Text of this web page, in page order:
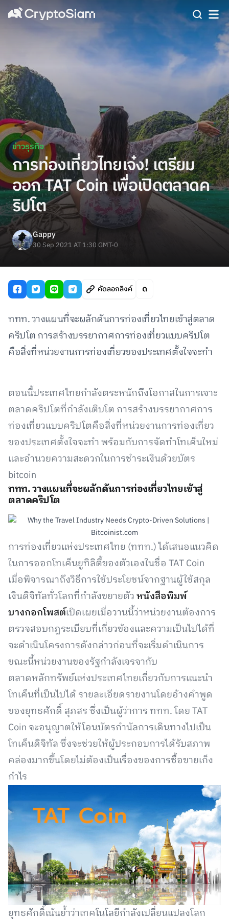
ข่าวธุรกิจ
การท่องเที่ยวไทยเจ๋ง! เตรียม
ออก TAT Coin เพื่อเปิดตลาดค
ริปโต
Gappy
30 Sep 2021 AT 1:30 GMT-0
คัดลอกลิงค์
ททท. วางแผนที่จะผลักดันการท่องเที่ยวไทยเข้าสู่ตลาด
คริปโต การสร้างบรรยากาศการท่องเที่ยวแบบคริปโต
คือสิ่งที่หน่วยงานการท่องเที่ยวของประเทศตั้งใจจะทำ
ตอนนี้ประเทศไทยกำลังตระหนักถึงโอกาสในการเจาะ
ตลาดคริปโตที่กำลังเติบโต การสร้างบรรยากาศการ
ท่องเที่ยวแบบคริปโตคือสิ่งที่หน่วยงานการท่องเที่ยว
ของประเทศตั้งใจจะทำ พร้อมกับการจัดทำโทเค็นใหม่
และอำนวยความสะดวกในการชำระเงินด้วยบัตร
bitcoin
ททท. วางแผนที่จะผลักดันการท่องเที่ยวไทยเข้าสู่
ตลาดคริปโต
การท่องเที่ยวแห่งประเทศไทย (ททท.) ได้เสนอแนวคิด
ในการออกโทเค็นยูทิลิตี้ของตัวเองในชื่อ TAT Coin
เมื่อพิจารณาถึงวิธีการใช้ประโยชน์จากฐานผู้ใช้สกุล
เงินดิจิทัลทั่วโลกที่กำลังขยายตัวหนังสือพิมพ์
บางกอกโพสต์เปิดเผยเมื่อวานนี้ว่าหน่วยงานต้องการ
ตรวจสอบกฎระเบียบที่เกี่ยวข้องและความเป็นไปได้ที่
จะดำเนินโครงการดังกล่าวก่อนที่จะเริ่มดำเนินการ
ขณะนี้หน่วยงานของรัฐกำลังเจรจากับ
ตลาดหลักทรัพย์แห่งประเทศไทยเกี่ยวกับการแนะนำ
โทเค็นที่เป็นไปได้ รายละเอียดรายงานโดยอ้างคำพูด
ของยุทธศักดิ์ สุภสร ซึ่งเป็นผู้ว่าการ ททท. โดย TAT
Coin จะอนุญาตให้โอนบัตรกำนัลการเดินทางไปเป็น
โทเค็นดิจิทัล ซึ่งจะช่วยให้ผู้ประกอบการได้รับสภาพ
คล่องมากขึ้นโดยไม่ต้องเป็นเรื่องของการซื้อขายเก็ง
กำไร
ยุทธศักดิ์เน้นย้ำว่าเทคโนโลยีกำลังเปลี่ยนแปลงโลก